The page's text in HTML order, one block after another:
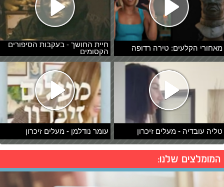
מאחורי הקלעים: טירה רדופה
חיית החושך - בעקבות הסיפורים
הקסומים
טליה עובדיה - מעלים זיכרון עומר נודלמן - מעלים זיכרון
המומלצים שלנו: